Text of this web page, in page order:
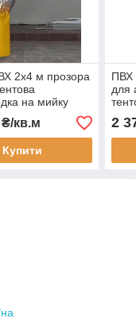
2х4 м прозора
на мийку
захист від пилу
під
кв.м
Купити
ПВХ
для
2